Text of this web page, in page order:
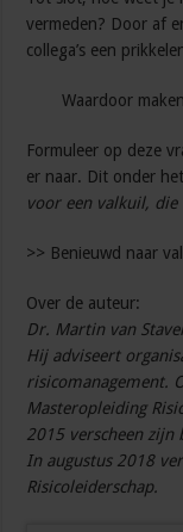
vermeden? Door af
collega’s een
Waardoor
Formuleer op deze
er naar. Dit onder
voor een valkuil,
>> Benieuwd naar
Over de auteur:
Dr. Martin van
Hij adviseert
risicomanagement.
Masteropleiding
2015 verscheen zijn
In augustus 2018
Risicoleiderschap.